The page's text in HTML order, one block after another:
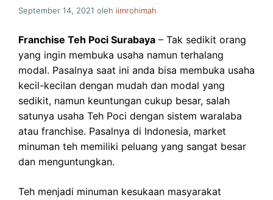
September 14, 2021 oleh iimrohimah
Franchise Teh Poci Surabaya – Tak sedikit orang
yang ingin membuka usaha namun terhalang
modal. Pasalnya saat ini anda bisa membuka usaha
kecil-kecilan dengan mudah dan modal yang
sedikit, namun keuntungan cukup besar, salah
satunya usaha Teh Poci dengan sistem waralaba
atau franchise. Pasalnya di Indonesia, market
minuman teh memiliki peluang yang sangat besar
dan menguntungkan.
Teh menjadi minuman kesukaan masyarakat